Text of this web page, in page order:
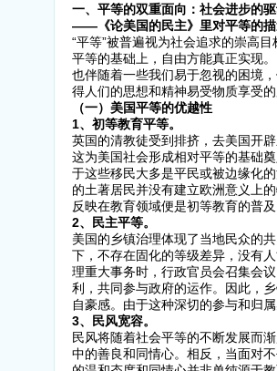
一、平等的双重面向：社会进步的
——《论美国的民主》里对平等的
“平等”被普遍视为社会追求的崇高
平等的基础上，自由方能真正实现
也伴随着一些我们易于忽视的困境
得人们的思想和精神易受物质享受
（一）美国平等的优越性
1、初等教育平等。
英国的清教徒受到排挤，去美国开
这为美国社会形成相对平等的基础
于这些移民大多是平民或被边缘化
的土著居民并没有建立欧洲意义上
反映在教育领域便是初等教育的普
2、民主平等。
美国的乡镇治理体现了当地民众的
下，不存在固化的等级差异，没有
理重大事务时，行政官员会召集会
利，共同参与政府的运作。因此，
自豪感。由于这种深切的参与和归
3、民风宽容。
民风将随着社会平等的不断发展而
中的善良和同情心。相反，当面对